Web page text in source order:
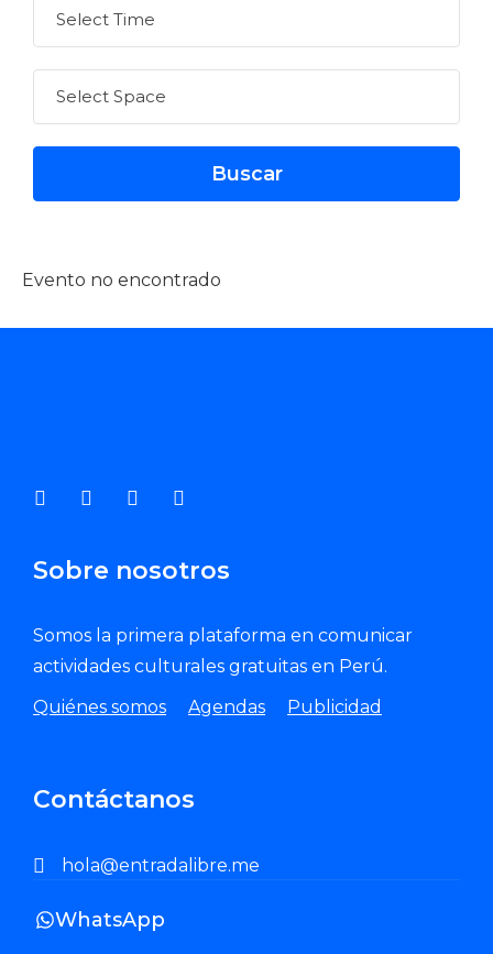
Evento no encontrado
Sobre nosotros
Somos la primera plataforma en comunicar
actividades culturales gratuitas en Perú.
Quiénes somos
Agendas Publicidad
Contáctanos
hola@entradalibre.me
WhatsApp